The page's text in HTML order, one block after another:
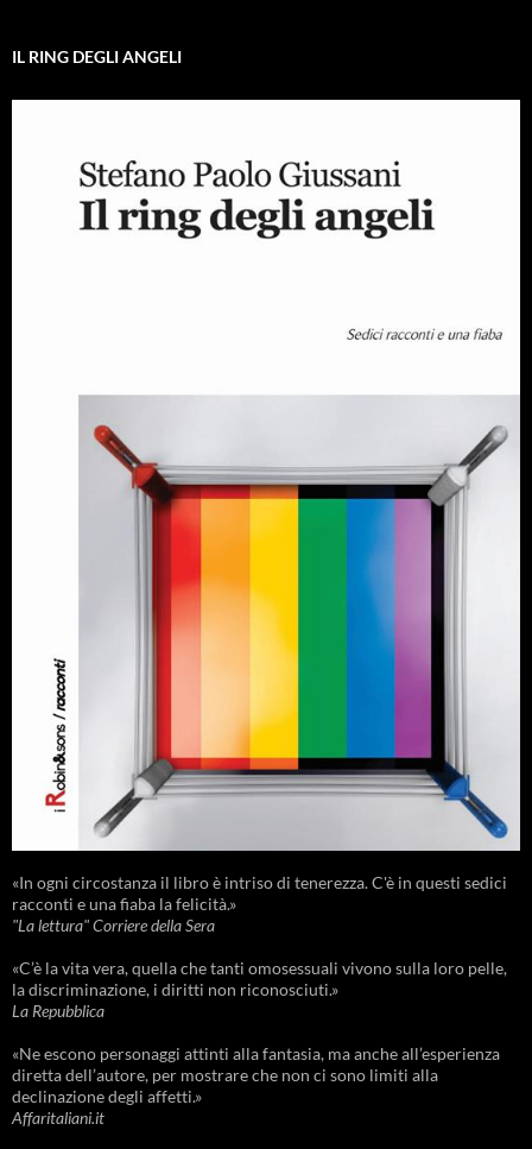
IL RING DEGLI ANGELI
«In ogni circostanza il libro è intriso di tenerezza. C'è in questi sedici
racconti e una fiaba la felicità.»
"La lettura" Corriere della Sera
«C’è la vita vera, quella che tanti omosessuali vivono sulla loro pelle,
la discriminazione, i diritti non riconosciuti.»
La Repubblica
«Ne escono personaggi attinti alla fantasia, ma anche all’esperienza
diretta dell’autore, per mostrare che non ci sono limiti alla
declinazione degli affetti.»
Affaritaliani.it